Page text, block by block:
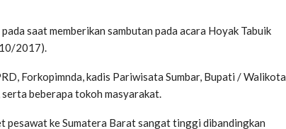
saat memberikan sambutan pada acara Hoyak Tabuik
2017).
Forkopimnda, kadis Pariwisata Sumbar, Bupati / Walikota
beberapa tokoh masyarakat.
pesawat ke Sumatera Barat sangat tinggi dibandingkan